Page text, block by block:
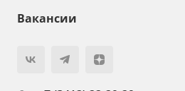
Вакансии